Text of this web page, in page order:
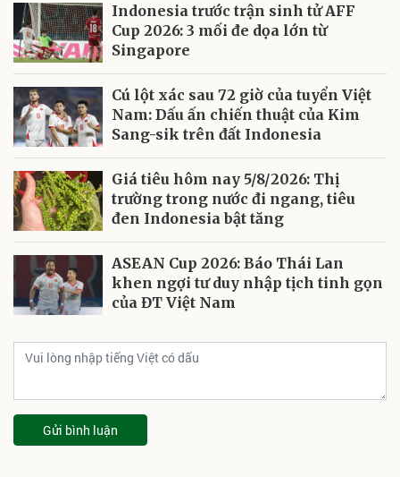
Indonesia trước trận sinh tử AFF
Cup 2026: 3 mối đe dọa lớn từ
Singapore
Cú lột xác sau 72 giờ của tuyển Việt
Nam: Dấu ấn chiến thuật của Kim
Sang-sik trên đất Indonesia
Giá tiêu hôm nay 5/8/2026: Thị
trường trong nước đi ngang, tiêu
đen Indonesia bật tăng
ASEAN Cup 2026: Báo Thái Lan
khen ngợi tư duy nhập tịch tinh gọn
của ĐT Việt Nam
Gửi bình luận